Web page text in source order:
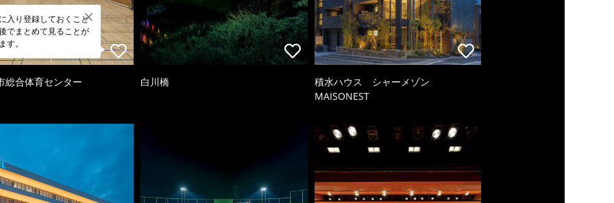
入り登録しておくこと
でまとめて見ることが
す。
総合体育センター 白川橋
積水ハウス シャーメゾン
MAISONEST